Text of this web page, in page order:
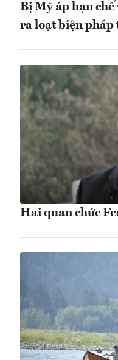
Bị Mỹ áp hạn
ra loạt biện pháp
Hai quan chức